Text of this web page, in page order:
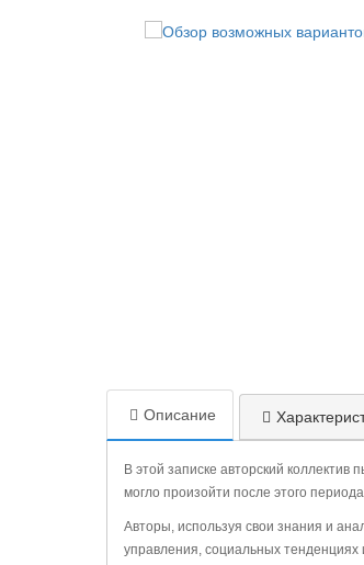
Описание
В этой записке авторский
могло произойти после этого
Авторы, используя свои знания и
управления, социальных